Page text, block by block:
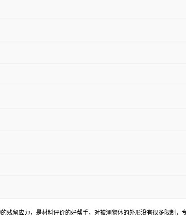
残留应力，是材料评价的好帮手，对被测物体的外形没有很多限制